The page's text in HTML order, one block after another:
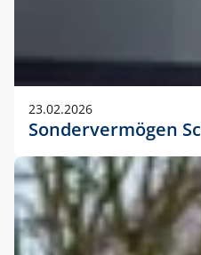
23.02.2026
Sondervermögen